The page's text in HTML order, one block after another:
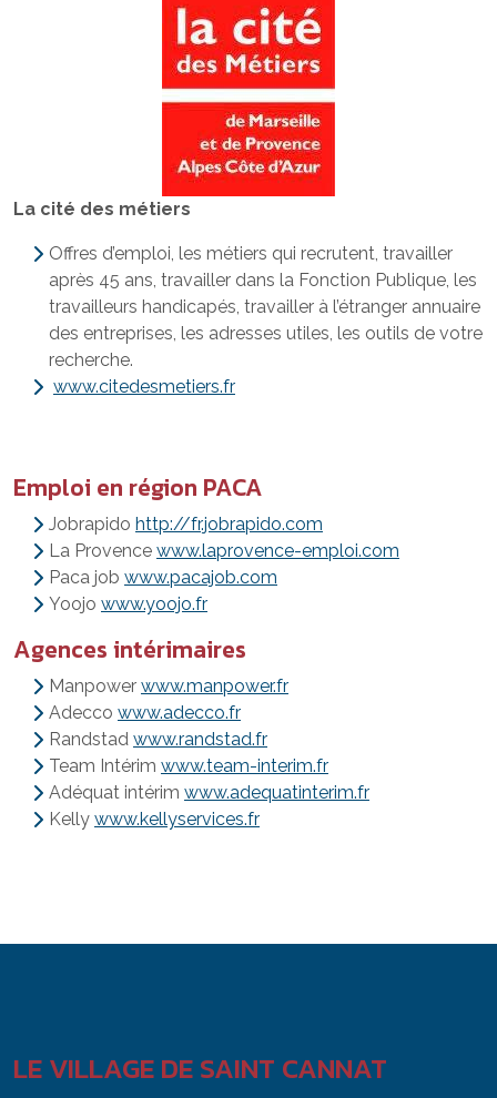
La cité des métiers
Offres d’emploi, les métiers qui recrutent, travailler
après 45 ans, travailler dans la Fonction Publique, les
travailleurs handicapés, travailler à l’étranger annuaire
des entreprises, les adresses utiles, les outils de votre
recherche.
www.citedesmetiers.fr
Emploi en région PACA
Jobrapido http://fr.jobrapido.com
La Provence www.laprovence-emploi.com
Paca job www.pacajob.com
Yoojo www.yoojo.fr
Agences intérimaires
Manpower www.manpower.fr
Adecco www.adecco.fr
Randstad www.randstad.fr
Team Intérim www.team-interim.fr
Adéquat intérim www.adequatinterim.fr
Kelly www.kellyservices.fr
LE VILLAGE DE SAINT CANNAT